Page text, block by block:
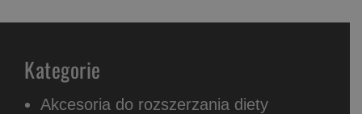
Kategorie
Akcesoria do rozszerzania diety